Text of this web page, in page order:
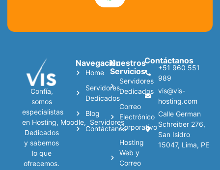
Confía,
somos
especialistas
en Hosting, Moodle, Servidores
Dedicados
y sabemos
lo que
ofrecemos.
Navegación
Home
Servidores
Dedicados
Blog
Contáctanos
Nuestros
Servicios
Servidores
Dedicados
Correo
Electrónico
Corporativo
Hosting
Web y
Correo
Contáctanos
+51 960 551
989
vis@vis-
hosting.com
Calle German
Schreiber 276,
San Isidro
15047, Lima, PE